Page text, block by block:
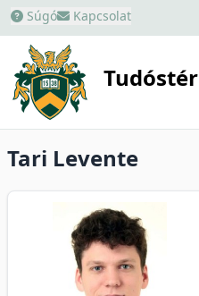
Súgó Kapcsolat
Tudóstér
Tari Levente